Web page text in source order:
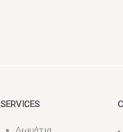
SERVICES